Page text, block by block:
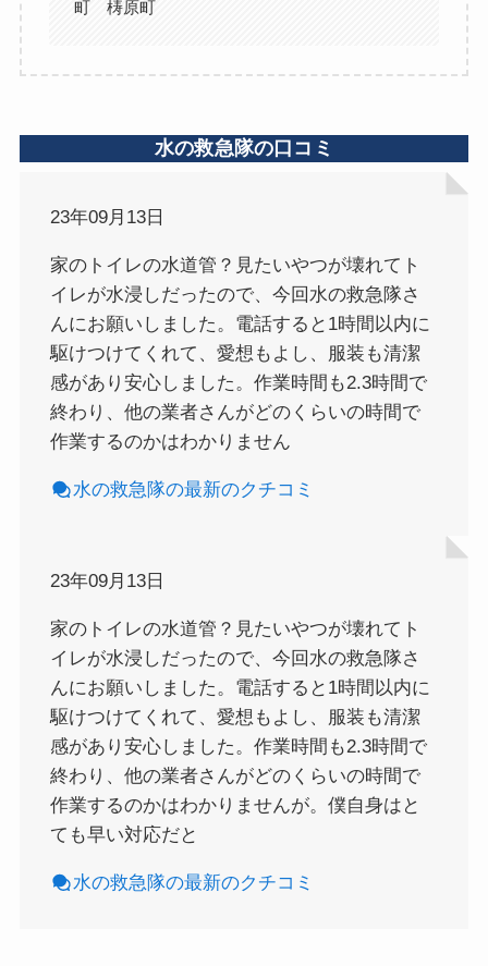
町 梼原町
水の救急隊の口コミ
23年09月13日
家のトイレの水道管？見たいやつが壊れてト
イレが水浸しだったので、今回水の救急隊さ
んにお願いしました。電話すると1時間以内に
駆けつけてくれて、愛想もよし、服装も清潔
感があり安心しました。作業時間も2.3時間で
終わり、他の業者さんがどのくらいの時間で
作業するのかはわかりません
水の救急隊の最新のクチコミ
23年09月13日
家のトイレの水道管？見たいやつが壊れてト
イレが水浸しだったので、今回水の救急隊さ
んにお願いしました。電話すると1時間以内に
駆けつけてくれて、愛想もよし、服装も清潔
感があり安心しました。作業時間も2.3時間で
終わり、他の業者さんがどのくらいの時間で
作業するのかはわかりませんが。僕自身はと
ても早い対応だと
水の救急隊の最新のクチコミ